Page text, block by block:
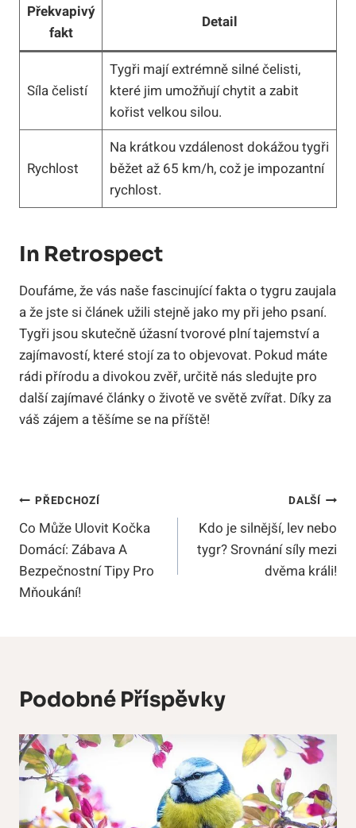
Překvapivý
fakt
Detail
Síla čelistí
Tygři mají extrémně silné čelisti,
které jim umožňují chytit a zabit
kořist velkou silou.
Rychlost
Na krátkou vzdálenost dokážou tygři
běžet až 65 km/h, což je impozantní
rychlost.
In Retrospect
Doufáme, že vás naše fascinující fakta o tygru zaujala
a že jste si článek užili stejně jako my při jeho psaní.
Tygři jsou skutečně úžasní tvorové plní tajemství a
zajímavostí, které stojí za to objevovat. Pokud máte
rádi přírodu a divokou zvěř, určitě nás sledujte pro
další zajímavé články o životě ve světě zvířat. Díky za
váš zájem a těšíme se na příště!
Navigace
Pro
Příspěvek
PŘEDCHOZÍ
Co Může Ulovit Kočka
Domácí: Zábava A
Bezpečnostní Tipy Pro
Mňoukání!
DALŠÍ
Kdo je silnější, lev nebo
tygr? Srovnání síly mezi
dvěma králi!
Podobné Příspěvky